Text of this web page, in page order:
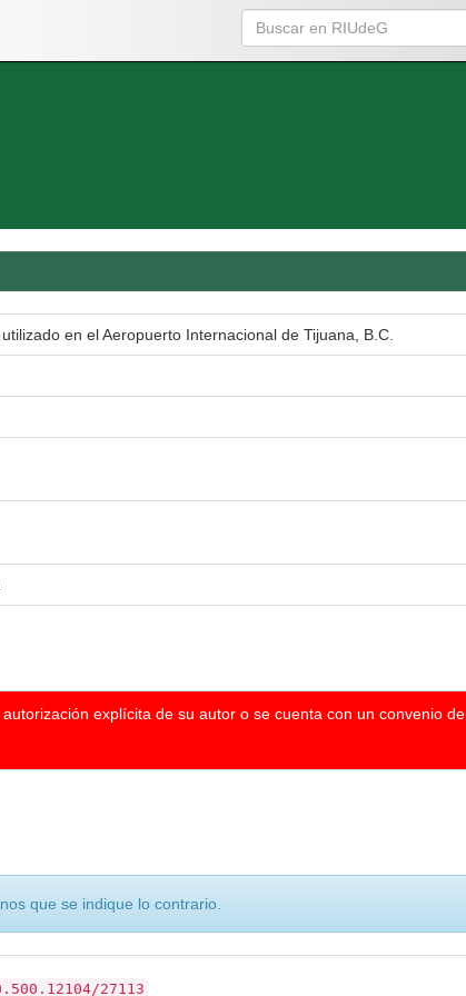
en el Aeropuerto Internacional de Tijuana, B.C.
explícita de su autor o se cuenta con un convenio de
que se indique lo contrario.
27113